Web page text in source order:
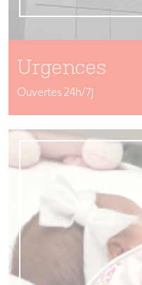
Urgences
Ouvertes 24h/7J